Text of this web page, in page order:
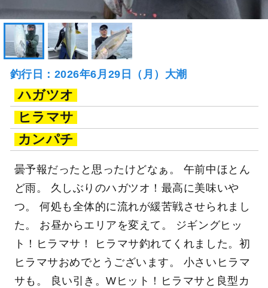
釣行日：2026年6月29日（月）大潮
ハガツオ
ヒラマサ
カンパチ
曇予報だったと思ったけどなぁ。 午前中ほとん
ど雨。 久しぶりのハガツオ！最高に美味いや
つ。 何処も全体的に流れが緩苦戦させられまし
た。 お昼からエリアを変えて。 ジギングヒッ
ト！ヒラマサ！ ヒラマサ釣れてくれました。初
ヒラマサおめでとうございます。 小さいヒラマ
サも。 良い引き。Wヒット！ヒラマサと良型カ